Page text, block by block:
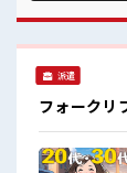
ー
派遣
フォークリ